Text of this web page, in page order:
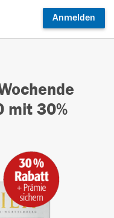
Anmelden
mit 30%